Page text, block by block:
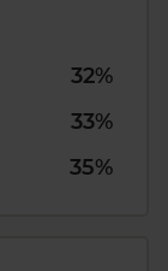
32%
33%
35%